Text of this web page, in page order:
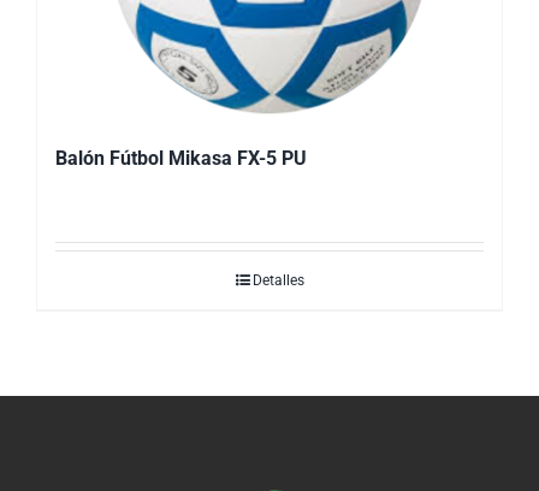
Balón Fútbol Mikasa FX-5 PU
Detalles